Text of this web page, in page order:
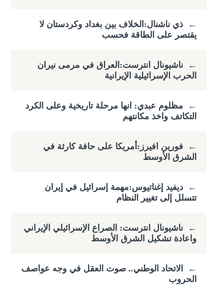
←
ذي ناشنال:الخلاف بين بغداد وكردستان لا
يقتصر على الطاقة فحسب
←
ناشيونال انترست:العراق في مرمى نيران
الحرب الإسرائيلية الإيرانية
←
مظلوم عبدي: انها مرحلة تاريخية وعلى الكرد
التكاتف واخذ مكانتهم
←
فورين افيرز:أمريكا على حافة كارثة في
الشرق الأوسط
←
ديفيد إغناتيوس:مهمة إسرائيل في إيران
تتسلل إلى تغيير النظام
←
ناشيونال انترست: الصراع الإسرائيلي الإيراني
واعادة تشكيل الشرق الأوسط
←
الاتحاد الوطني.. صوت العقل في وجه عواصف
الحروب